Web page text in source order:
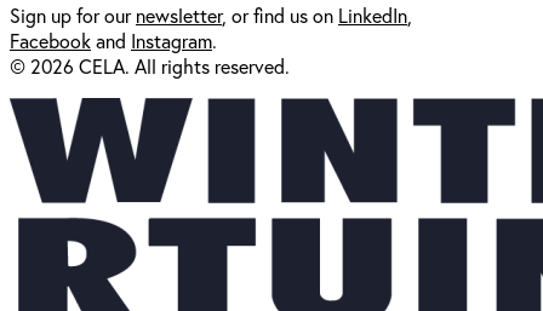
Sign up for ournewsletter, or find us on LinkedIn
Facebookand Instagram.
© 2026 CELA. All rights reserved.